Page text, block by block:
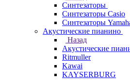
Синтезаторы
Синтезаторы Casio
Синтезаторы
Акустические пианино
Назад
Акустические
Ritmuller
Kawai
KAYSERBURG